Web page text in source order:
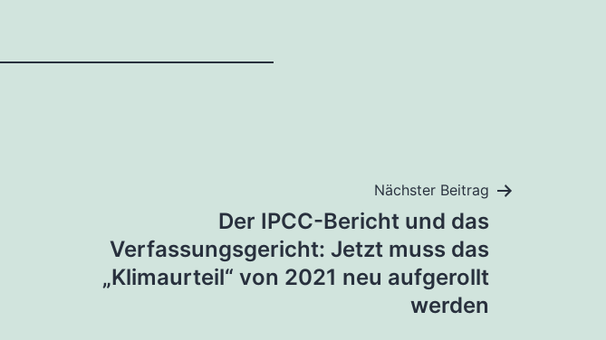
Nächster Beitrag
Der IPCC-Bericht und das
Verfassungsgericht: Jetzt muss das
„Klimaurteil“ von 2021 neu aufgerollt
werden